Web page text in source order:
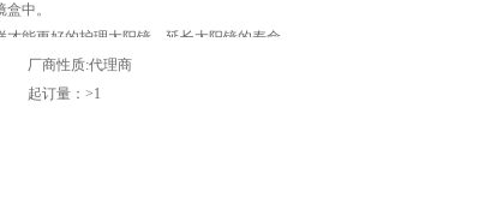
中。
能更好的护理太阳镜，延长太阳镜的寿命。
厂商性质:代理商
起订量：>1